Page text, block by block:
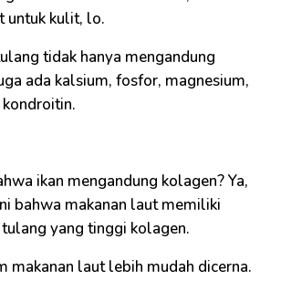
untuk kulit, lo.
tidak hanya mengandung
ada kalsium, fosfor, magnesium,
ikan mengandung kolagen? Ya,
bahwa makanan laut memiliki
yang tinggi kolagen.
makanan laut lebih mudah dicerna.